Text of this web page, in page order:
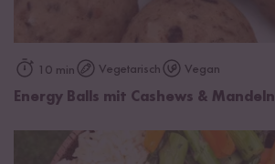
10 min Vegetarisch Vegan
Energy Balls mit Cashews & Mandeln